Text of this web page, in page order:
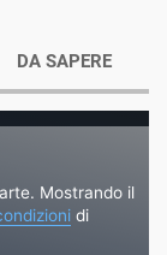
Mostrando il
di
DA SAPERE